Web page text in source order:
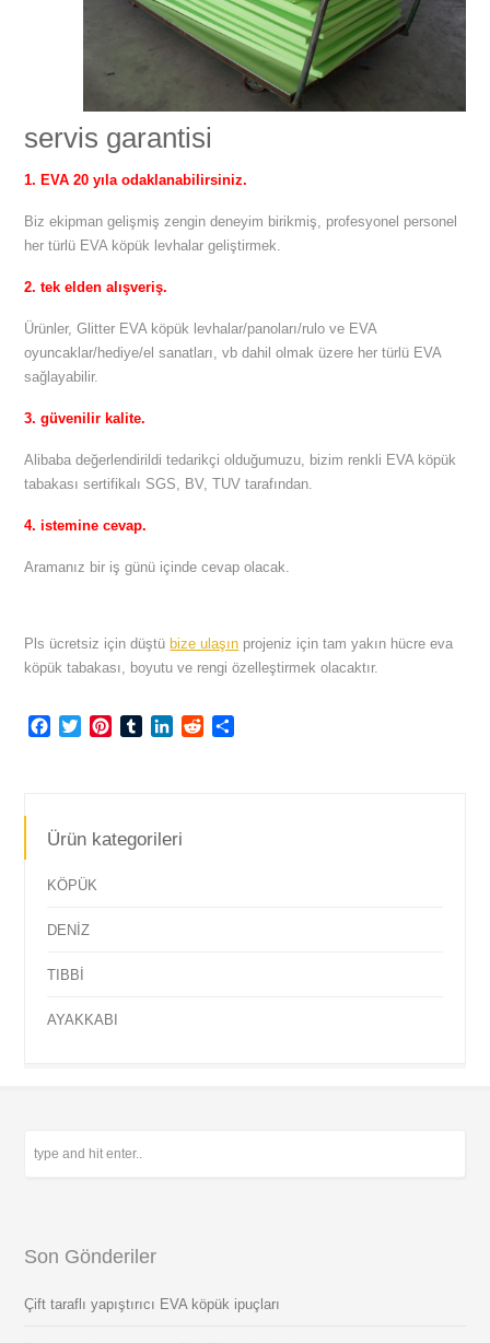
servis garantisi
1. EVA 20 yıla odaklanabilirsiniz.
Biz ekipman gelişmiş zengin deneyim birikmiş, profesyonel personel
her türlü EVA köpük levhalar geliştirmek.
2. tek elden alışveriş.
Ürünler, Glitter EVA köpük levhalar/panoları/rulo ve EVA
oyuncaklar/hediye/el sanatları, vb dahil olmak üzere her türlü EVA
sağlayabilir.
3. güvenilir kalite.
Alibaba değerlendirildi tedarikçi olduğumuzu, bizim renkli EVA köpük
tabakası sertifikalı SGS, BV, TUV tarafından.
4. istemine cevap.
Aramanız bir iş günü içinde cevap olacak.
Pls ücretsiz için düştübize ulaşın projeniz için tam yakın hücre eva
köpük tabakası, boyutu ve rengi özelleştirmek olacaktır.
Facebook
TwitterPinterestTumblrLinkedInReddit
Ürün kategorileri
KÖPÜK
DENİZ
TIBBİ
AYAKKABI
Son Gönderiler
Çift taraflı yapıştırıcı EVA köpük ipuçları